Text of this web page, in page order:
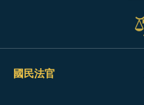
國民法官